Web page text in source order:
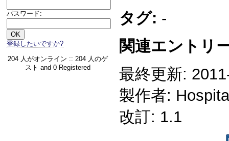
パスワード:
登録したいですか?
204 人がオンライン :: 204 人のゲ
スト and 0 Registered
タグ: -
関連エントリ
最終更新:
製作者:
改訂: 1.1